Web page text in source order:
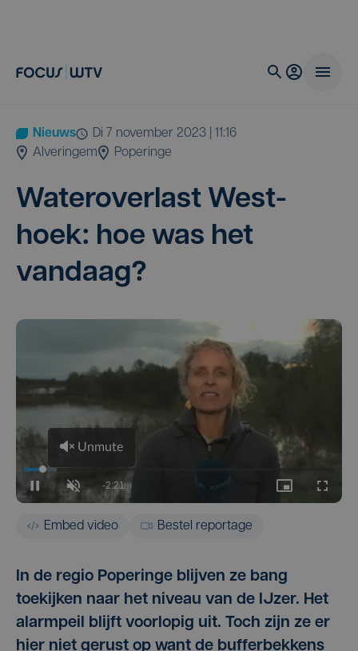
Nieuws
di 7 november 2023 | 11:16
Alveringem
Poperinge
Water­over­last West­
hoek: hoe was het
vandaag?
Embed video Bestel reportage
In de regio Poperinge blijven ze bang
toekijken naar het niveau van de IJzer. Het
alarmpeil blijft voorlopig uit. Toch zijn ze er
hier niet gerust op want de bufferbekkens